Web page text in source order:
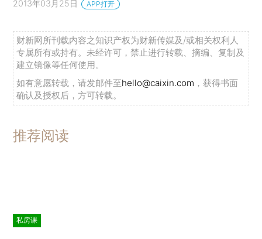
2013年03月25日 APP打开
财新网所刊载内容之知识产权为财新传媒及/或相关权利人
专属所有或持有。未经许可，禁止进行转载、摘编、复制及
建立镜像等任何使用。
如有意愿转载，请发邮件至hello@caixin.com ，获得书面
确认及授权后，方可转载。
推荐阅读
私房课